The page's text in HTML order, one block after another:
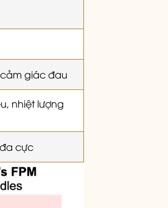
giác đau
nhiệt lượng
cực